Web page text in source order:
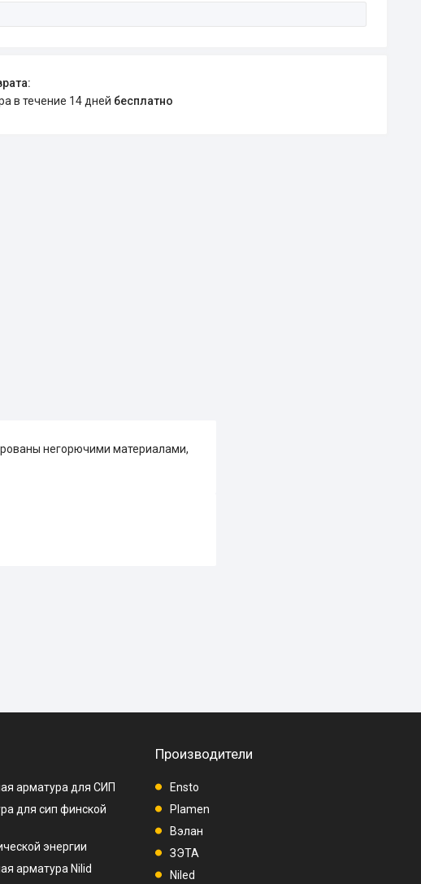
в течение 14 дней бесплатно
негорючими материалами,
арматура для СИП
для сип финской
энергии
арматура Nilid
Производители
Ensto
Plamen
Вэлан
ЗЭТА
Niled